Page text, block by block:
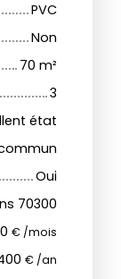
PVC
Non
70 m²
3
état
Oui
70300
€ /mois
€ /an